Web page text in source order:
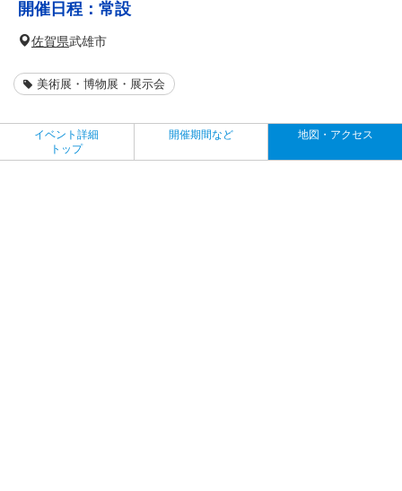
開催日程： 常設
佐賀県武雄市
美術展・博物展・展示会
イベント詳細
トップ
開催期間など 地図・アクセス